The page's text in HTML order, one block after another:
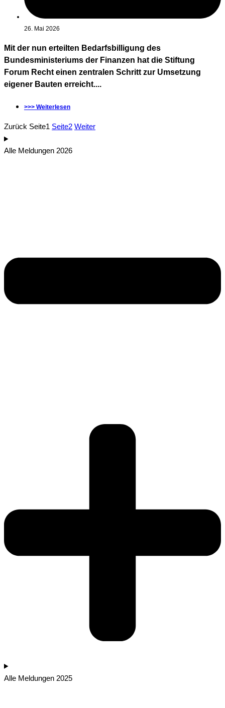
26. Mai 2026
Mit der nun erteilten Bedarfsbilligung des
Bundesministeriums der Finanzen hat die Stiftung
Forum Recht einen zentralen Schritt zur Umsetzung
eigener Bauten erreicht....
>>> Weiterlesen
Zurück Seite1 Seite2 Weiter
Alle Meldungen 2026
Alle Meldungen 2025